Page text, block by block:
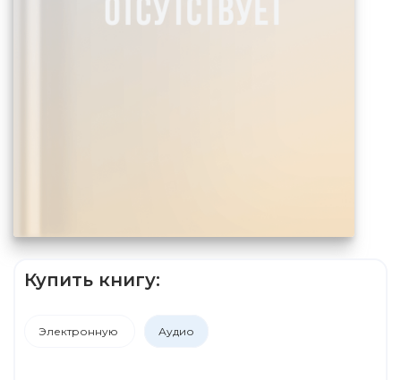
Купить книгу:
Электронную Аудио